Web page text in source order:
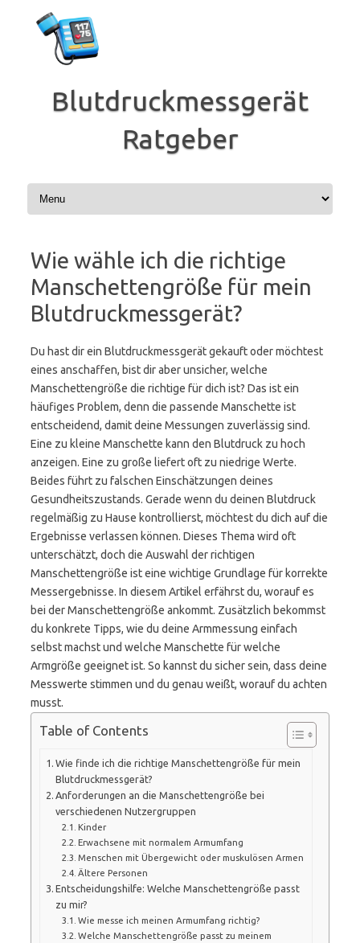
Inhalt
springen
Blutdruckmessgerät
Ratgeber
Wie wähle ich die richtige
Manschettengröße für mein
Blutdruckmessgerät?
Du hast dir ein Blutdruckmessgerät gekauft oder möchtest
eines anschaffen, bist dir aber unsicher, welche
Manschettengröße die richtige für dich ist? Das ist ein
häufiges Problem, denn die passende Manschette ist
entscheidend, damit deine Messungen zuverlässig sind.
Eine zu kleine Manschette kann den Blutdruck zu hoch
anzeigen. Eine zu große liefert oft zu niedrige Werte.
Beides führt zu falschen Einschätzungen deines
Gesundheitszustands. Gerade wenn du deinen Blutdruck
regelmäßig zu Hause kontrollierst, möchtest du dich auf die
Ergebnisse verlassen können. Dieses Thema wird oft
unterschätzt, doch die Auswahl der richtigen
Manschettengröße ist eine wichtige Grundlage für korrekte
Messergebnisse. In diesem Artikel erfährst du, worauf es
bei der Manschettengröße ankommt. Zusätzlich bekommst
du konkrete Tipps, wie du deine Armmessung einfach
selbst machst und welche Manschette für welche
Armgröße geeignet ist. So kannst du sicher sein, dass deine
Messwerte stimmen und du genau weißt, worauf du achten
musst.
Table of Contents
Wie finde ich die richtige Manschettengröße für mein
Blutdruckmessgerät?
Anforderungen an die Manschettengröße bei
verschiedenen Nutzergruppen
Kinder
Erwachsene mit normalem Armumfang
Menschen mit Übergewicht oder muskulösen Armen
Ältere Personen
Entscheidungshilfe: Welche Manschettengröße passt
zu mir?
Wie messe ich meinen Armumfang richtig?
Welche Manschettengröße passt zu meinem